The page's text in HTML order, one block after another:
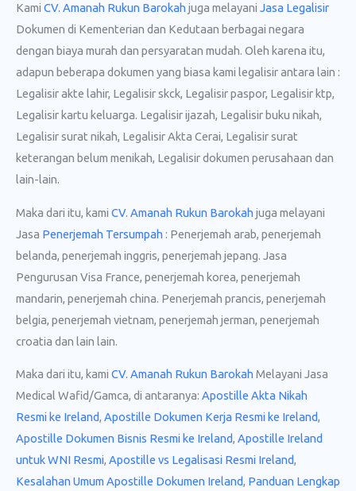
Kami CV. Amanah Rukun Barokah juga melayani Jasa Legalisir
Dokumen di Kementerian dan Kedutaan berbagai negara
dengan biaya murah dan persyaratan mudah. Oleh karena itu,
adapun beberapa dokumen yang biasa kami legalisir antara lain :
Legalisir akte lahir, Legalisir skck, Legalisir paspor, Legalisir ktp,
Legalisir kartu keluarga. Legalisir ijazah, Legalisir buku nikah,
Legalisir surat nikah, Legalisir Akta Cerai, Legalisir surat
keterangan belum menikah, Legalisir dokumen perusahaan dan
lain-lain.
Maka dari itu, kami CV. Amanah Rukun Barokah juga melayani
Jasa Penerjemah Tersumpah : Penerjemah arab, penerjemah
belanda, penerjemah inggris, penerjemah jepang. Jasa
Pengurusan Visa France, penerjemah korea, penerjemah
mandarin, penerjemah china. Penerjemah prancis, penerjemah
belgia, penerjemah vietnam, penerjemah jerman, penerjemah
croatia dan lain lain.
Maka dari itu, kami CV. Amanah Rukun Barokah Melayani Jasa
Medical Wafid/Gamca, di antaranya: Apostille Akta Nikah
Resmi ke Ireland, Apostille Dokumen Kerja Resmi ke Ireland,
Apostille Dokumen Bisnis Resmi ke Ireland, Apostille Ireland
untuk WNI Resmi, Apostille vs Legalisasi Resmi Ireland,
Kesalahan Umum Apostille Dokumen Ireland, Panduan Lengkap